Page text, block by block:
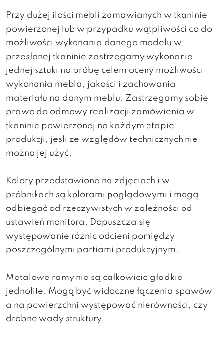
Przy dużej ilości mebli zamawianych w tkaninie
powierzonej lub w przypadku wątpliwości co do
możliwości wykonania danego modelu w
przesłanej tkaninie zastrzegamy wykonanie
jednej sztuki na próbę celem oceny możliwości
wykonania mebla, jakości i zachowania
materiału na danym meblu. Zastrzegamy sobie
prawo do odmowy realizacji zamówienia w
tkaninie powierzonej na każdym etapie
produkcji, jesli ze względów technicznych nie
można jej użyć.
Kolory przedstawione na zdjęciach i w
próbnikach są kolorami poglądowymi i mogą
odbiegać od rzeczywistych w zależności od
ustawień monitora. Dopuszcza się
występowanie różnic odcieni pomiędzy
poszczególnymi partiami produkcyjnym.
Metalowe ramy nie są całkowicie gładkie,
jednolite. Mogą być widoczne łączenia spawów
a na powierzchni występować nierówności, czy
drobne wady struktury.